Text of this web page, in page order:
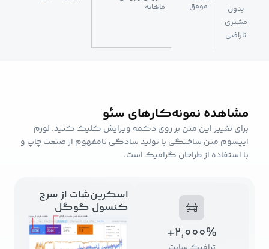
موفق
ماهانه
نمونه‌کار‌های سئو
تغییر این متن بر روی دکمه ویرایش کلیک کنید. لورم
متن ساختگی با تولید سادگی نامفهوم از صنعت چاپ و
از طراحان گرافیک است.
2,000%+
اسکرین‌شات از سرچ
کنسول گوگل